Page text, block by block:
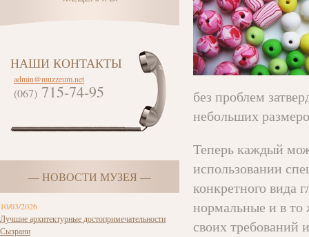
НАШИ КОНТАКТЫ
admin@muzzeum.net
(067) 715-74-95
— НОВОСТИ МУЗЕЯ —
10/03/2026
Лучшие архитектурные достопримечательности
Сызрани
без проблем
небольших
Теперь каждый
использовании
конкретного вида
нормальные и в то
своих требований